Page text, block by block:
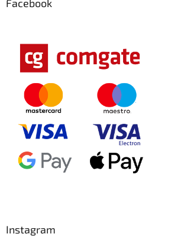
Facebook
Instagram